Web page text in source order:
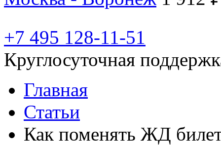
+7 495 128-11-51
Круглосуточная
Главная
Статьи
Как поменять ЖД билет